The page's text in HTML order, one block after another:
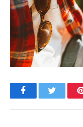
FacebookTwitter